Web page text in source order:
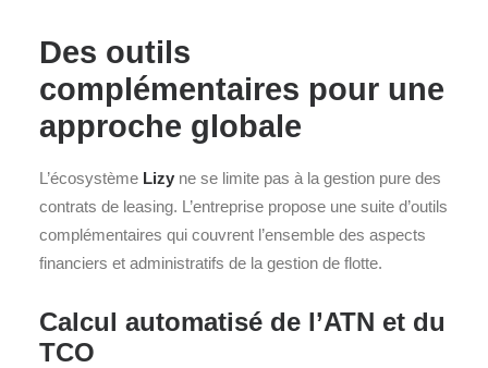
Des outils
complémentaires pour une
approche globale
L’écosystème Lizy ne se limite pas à la gestion pure des
contrats de leasing. L’entreprise propose une suite d’outils
complémentaires qui couvrent l’ensemble des aspects
financiers et administratifs de la gestion de flotte.
Calcul automatisé de l’ATN et du
TCO